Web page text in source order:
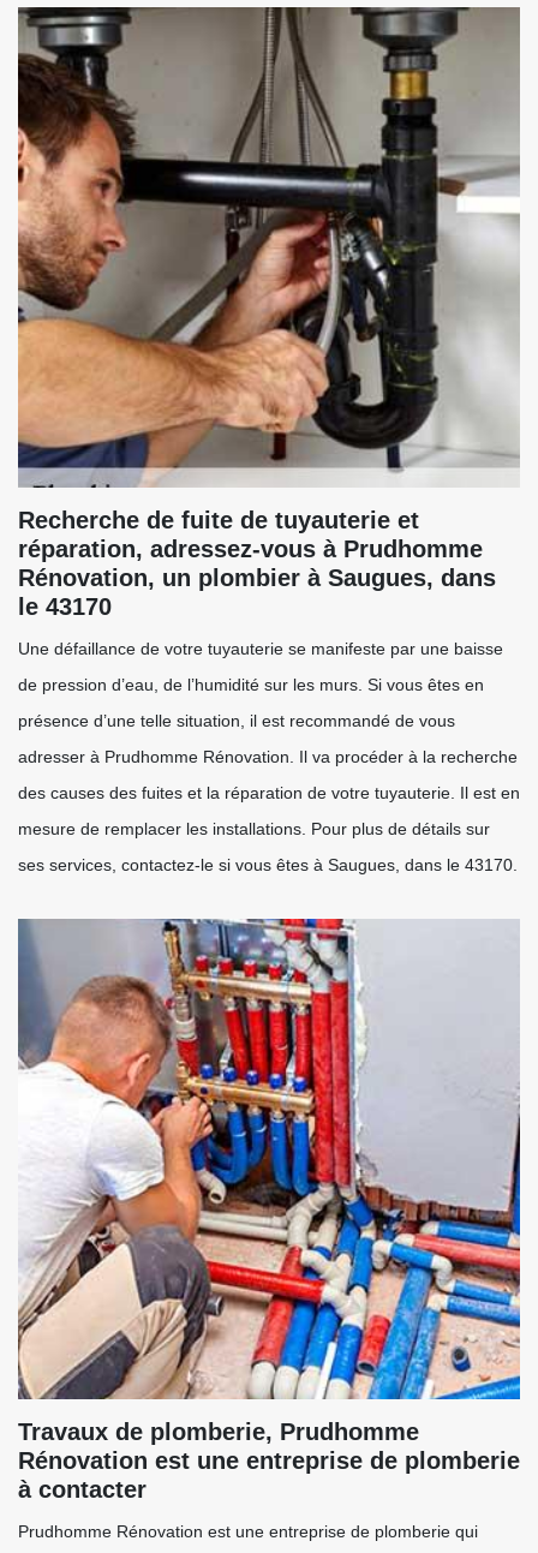
Recherche de fuite de tuyauterie et
réparation, adressez-vous à Prudhomme
Rénovation, un plombier à Saugues, dans
le 43170
Une défaillance de votre tuyauterie se manifeste par une baisse
de pression d’eau, de l’humidité sur les murs. Si vous êtes en
présence d’une telle situation, il est recommandé de vous
adresser à Prudhomme Rénovation. Il va procéder à la recherche
des causes des fuites et la réparation de votre tuyauterie. Il est en
mesure de remplacer les installations. Pour plus de détails sur
ses services, contactez-le si vous êtes à Saugues, dans le 43170.
Travaux de plomberie, Prudhomme
Rénovation est une entreprise de plomberie
à contacter
Prudhomme Rénovation est une entreprise de plomberie qui